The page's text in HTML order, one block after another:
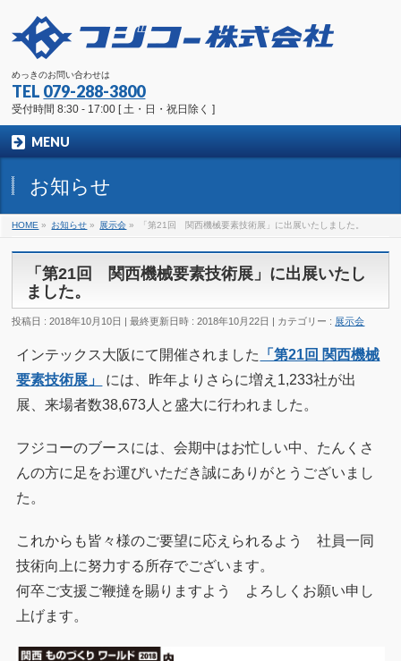
めっきのお問い合わせは
TEL 079-288-3800
受付時間 8:30 - 17:00 [ 土・日・祝日除く ]
MENU
お知らせ
HOME » お知らせ » 展示会 » 「第21回 関西機械要素技術展」に出展いたしました。
「第21回 関西機械要素技術展」に出展いたし
ました。
投稿日 : 2018年10月10日 最終更新日時 : 2018年10月22日 カテゴリー : 展示会
インテックス大阪にて開催されました
「第21回 関西機械
要素技術展」
には、昨年よりさらに増え1,233社が出
展、来場者数38,673人と盛大に行われました。
フジコーのブースには、会期中はお忙しい中、たんくさ
んの方に足をお運びいただき誠にありがとうございまし
た。
これからも皆々様のご要望に応えられるよう 社員一同
技術向上に努力する所存でございます。
何卒ご支援ご鞭撻を賜りますよう よろしくお願い申し
上げます。